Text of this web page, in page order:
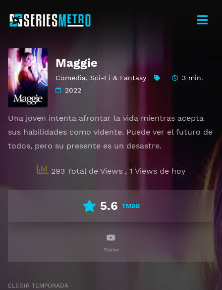
Maggie
Comedia, Sci-Fi & Fantasy
3 min.
2022
Una joven intenta afrontar la vida mientras acepta
sus habilidades como vidente. Puede ver el futuro de
todos, pero su presente es un desastre.
293 Total de Views , 1 Views de hoy
5.6 TMDB
Trailer
ELEGIR TEMPORADA